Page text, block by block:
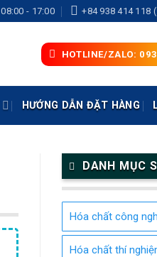
08:00 - 17:00 +84 938 414 118
HOTLINE/ZALO:
HƯỚNG DẪN ĐẶT HÀNG
DANH MỤC
Hóa chất công
Hóa chất thí